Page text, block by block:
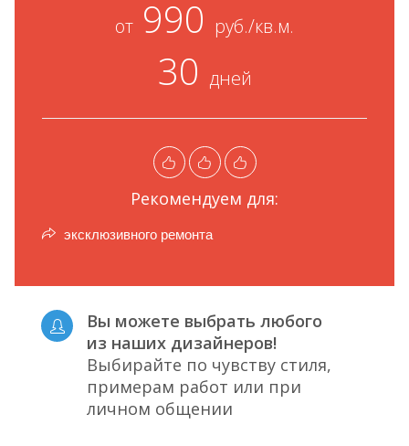
от 990 руб./кв.м.
30 дней
Рекомендуем для:
эксклюзивного ремонта
Вы можете выбрать любого
из наших дизайнеров!
Выбирайте по чувству стиля,
примерам работ или при
личном общении